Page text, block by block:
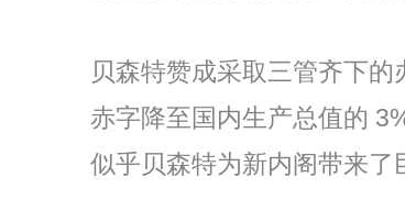
贝森特赞成采取三管齐下
赤字降至国内生产总值的
似乎贝森特为新内阁带来了